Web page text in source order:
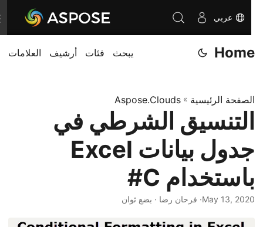
عربي
Home يبحث فئات أرشيف العلامات
الصفحة الرئيسية»
Aspose.Clouds
التنسيق الشرطي في
جدول بيانات Excel
باستخدام C#
May 13, 2020· فرحان رضا · بضع ثوان